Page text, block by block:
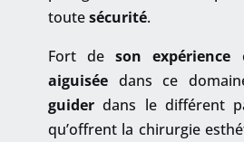
toutesécurité.
Fort deson expérience
aiguiséedans ce
guiderdans le différent
qu’offrent la chirurgie